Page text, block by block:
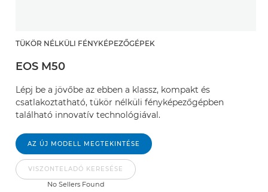
TÜKÖR NÉLKÜLI FÉNYKÉPEZŐGÉPEK
EOS M50
Lépj be a jövőbe az ebben a klassz, kompakt és
csatlakoztatható, tükör nélküli fényképezőgépben
található innovatív technológiával.
AZ ÚJ MODELL MEGTEKINTÉSE
VISZONTELADÓ KERESÉSE
No Sellers Found